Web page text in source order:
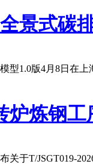
景式
1.0版4月8日在
炉炼钢
于T/JSGT019-